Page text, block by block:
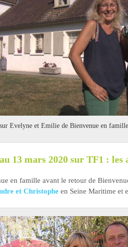
Evelyne et Emilie de Bienvenue en
13 mars 2020 sur TF1 : les
en famille avant le retour de
et Christophe en Seine Maritime et